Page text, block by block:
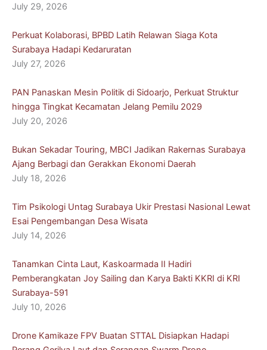
July 29, 2026
Perkuat Kolaborasi, BPBD Latih Relawan Siaga Kota
Surabaya Hadapi Kedaruratan
July 27, 2026
PAN Panaskan Mesin Politik di Sidoarjo, Perkuat Struktur
hingga Tingkat Kecamatan Jelang Pemilu 2029
July 20, 2026
Bukan Sekadar Touring, MBCI Jadikan Rakernas Surabaya
Ajang Berbagi dan Gerakkan Ekonomi Daerah
July 18, 2026
Tim Psikologi Untag Surabaya Ukir Prestasi Nasional Lewat
Esai Pengembangan Desa Wisata
July 14, 2026
Tanamkan Cinta Laut, Kaskoarmada II Hadiri
Pemberangkatan Joy Sailing dan Karya Bakti KKRI di KRI
Surabaya-591
July 10, 2026
Drone Kamikaze FPV Buatan STTAL Disiapkan Hadapi